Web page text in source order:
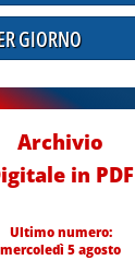
GIORNO
Archivio
in PDF
Ultimo numero:
mercoledì 5 agosto